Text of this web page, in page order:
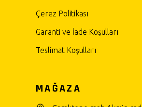
Çerez Politikası
Garanti ve İade Koşulları
Teslimat Koşulları
MAĞAZA